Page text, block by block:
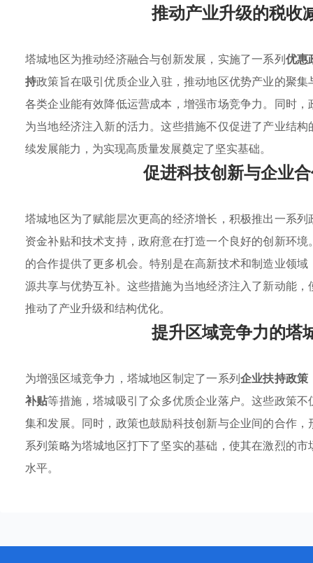
推动产业升级的税收
塔城地区为推动经济融合与创新发展，实施了一系列优惠
持政策旨在吸引优质企业入驻，推动地区优势产业的聚
各类企业能有效降低运营成本，增强市场竞争力。同时
为当地经济注入新的活力。这些措施不仅促进了产业结
续发展能力，为实现高质量发展奠定了坚实基础。
促进科技创新与企业
塔城地区为了赋能层次更高的经济增长，积极推出一系列
资金补贴和技术支持，政府意在打造一个良好的创新环
的合作提供了更多机会。特别是在高新技术和制造业领
源共享与优势互补。这些措施为当地经济注入了新动能
推动了产业升级和结构优化。
提升区域竞争力的塔
为增强区域竞争力，塔城地区制定了一系列企业扶持政策
补贴等措施，塔城吸引了众多优质企业落户。这些政策
集和发展。同时，政策也鼓励科技创新与企业间的合作
系列策略为塔城地区打下了坚实的基础，使其在激烈的
水平。